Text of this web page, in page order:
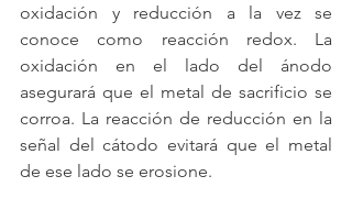
oxidación y reducción a la vez se
conoce como reacción redox. La
oxidación en el lado del ánodo
asegurará que el metal de sacrificio se
corroa. La reacción de reducción en la
señal del cátodo evitará que el metal
de ese lado se erosione.